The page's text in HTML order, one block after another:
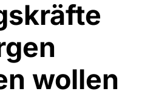
wollen